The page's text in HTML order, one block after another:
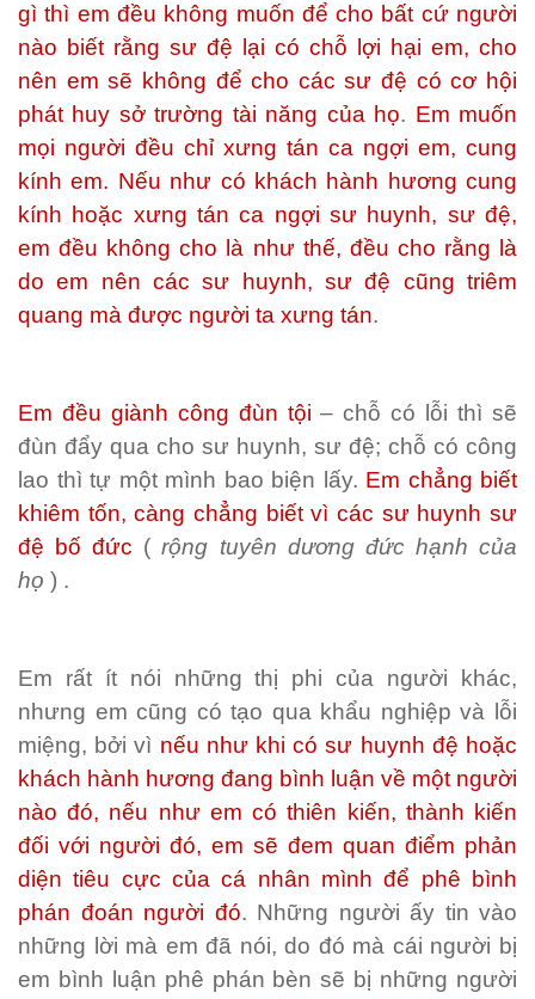
gì thì em đều không muốn để cho bất cứ người
nào biết rằng sư đệ lại có chỗ lợi hại em, cho
nên em sẽ không để cho các sư đệ có cơ hội
phát huy sở trường tài năng của họ. Em muốn
mọi người đều chỉ xưng tán ca ngợi em, cung
kính em. Nếu như có khách hành hương cung
kính hoặc xưng tán ca ngợi sư huynh, sư đệ,
em đều không cho là như thế, đều cho rằng là
do em nên các sư huynh, sư đệ cũng triêm
quang mà được người ta xưng tán.
Em đều giành công đùn tội– chỗ có lỗi thì sẽ
đùn đẩy qua cho sư huynh, sư đệ; chỗ có công
lao thì tự một mình bao biện lấy. Em chẳng biết
khiêm tốn, càng chẳng biết vì các sư huynh sư
đệ bố đức (rộng tuyên dương đức hạnh của
họ ) .
Em rất ít nói những thị phi của người khác,
nhưng em cũng có tạo qua khẩu nghiệp và lỗi
miệng, bởi vì nếu như khi có sư huynh đệ hoặc
khách hành hương đang bình luận về một người
nào đó, nếu như em có thiên kiến, thành kiến
đối với người đó, em sẽ đem quan điểm phản
diện tiêu cực của cá nhân mình để phê bình
phán đoán người đó. Những người ấy tin vào
những lời mà em đã nói, do đó mà cái người bị
em bình luận phê phán bèn sẽ bị những người